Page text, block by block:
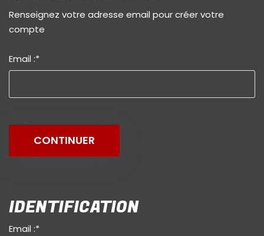
Renseignez votre adresse email pour créer votre
compte
Email :*
IDENTIFICATION
Email :*